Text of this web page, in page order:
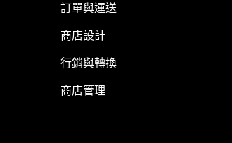
訂單與運送
商店設計
行銷與轉換
商店管理